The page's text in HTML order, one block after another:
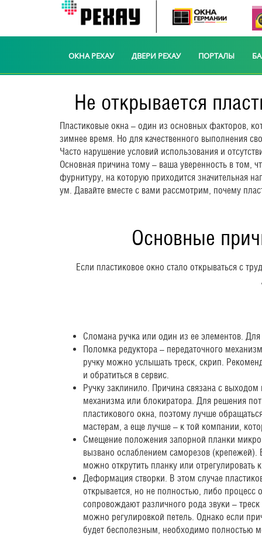
ОКНА РЕХАУ ДВЕРИ РЕХАУ ПОРТАЛЫ
Не открывается
Пластиковые окна – один из основных факторов,
зимнее время. Но для качественного выполнения
Часто нарушение условий использования и
Основная причина тому – ваша уверенность в том,
фурнитуру, на которую приходится значительная
ум. Давайте вместе с вами рассмотрим, почему
Основные
Если пластиковое окно стало открываться с
Сломана ручка или один из ее элементов.
Поломка редуктора – передаточного
ручку можно услышать треск, скрип.
и обратиться в сервис.
Ручку заклинило. Причина связана с выходом
механизма или блокиратора. Для решения
пластикового окна, поэтому лучше
мастерам, а еще лучше – к той компании,
Смещение положения запорной планки
вызвано ослаблением саморезов (крепежей).
можно открутить планку или отрегулировать
Деформация створки. В этом случае
открывается, но не полностью, либо процесс
сопровождают различного рода звуки –
можно регулировкой петель. Однако если
будет бесполезным, необходимо полностью